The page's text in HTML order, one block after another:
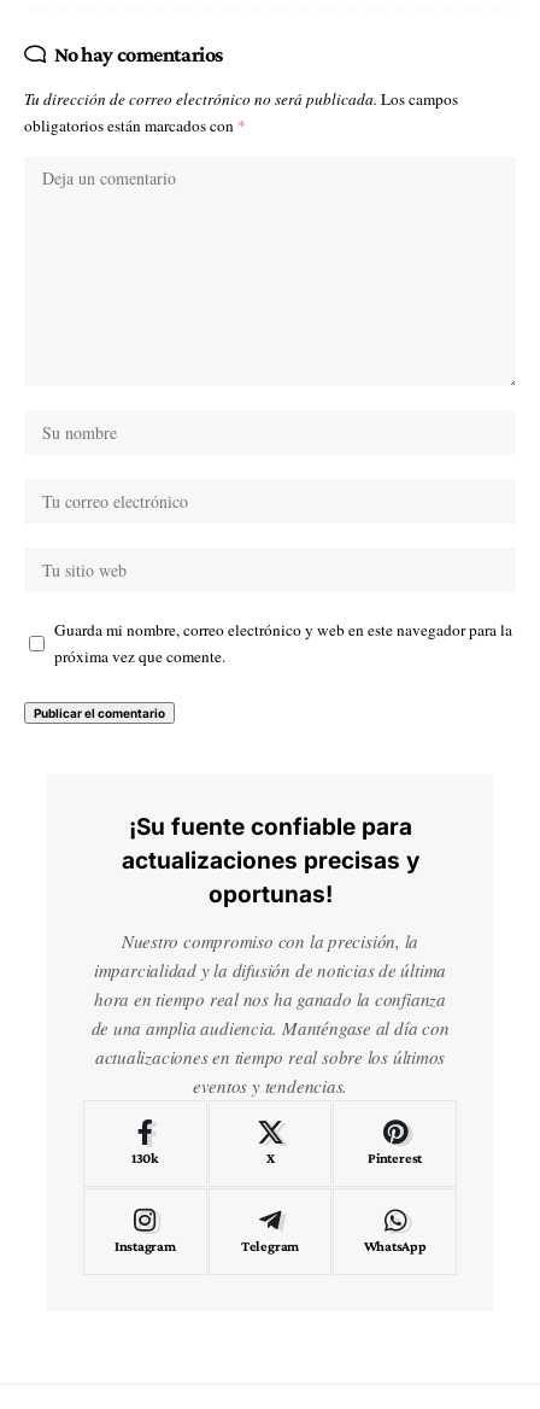
No hay comentarios
Tu dirección de correo electrónico no será publicada. Los campos
obligatorios están marcados con *
Guarda mi nombre, correo electrónico y web en este navegador para la
próxima vez que comente.
¡Su fuente confiable para
actualizaciones precisas y
oportunas!
Nuestro compromiso con la precisión, la
imparcialidad y la difusión de noticias de última
hora en tiempo real nos ha ganado la confianza
de una amplia audiencia. Manténgase al día con
actualizaciones en tiempo real sobre los últimos
eventos y tendencias.
130k X Pinterest
Instagram Telegram WhatsApp